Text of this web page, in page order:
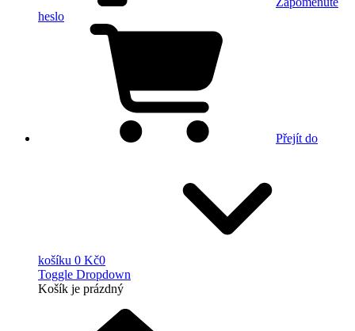
heslo
Přejít do
košíku 0 Kč0
Toggle Dropdown
Košík je prázdný